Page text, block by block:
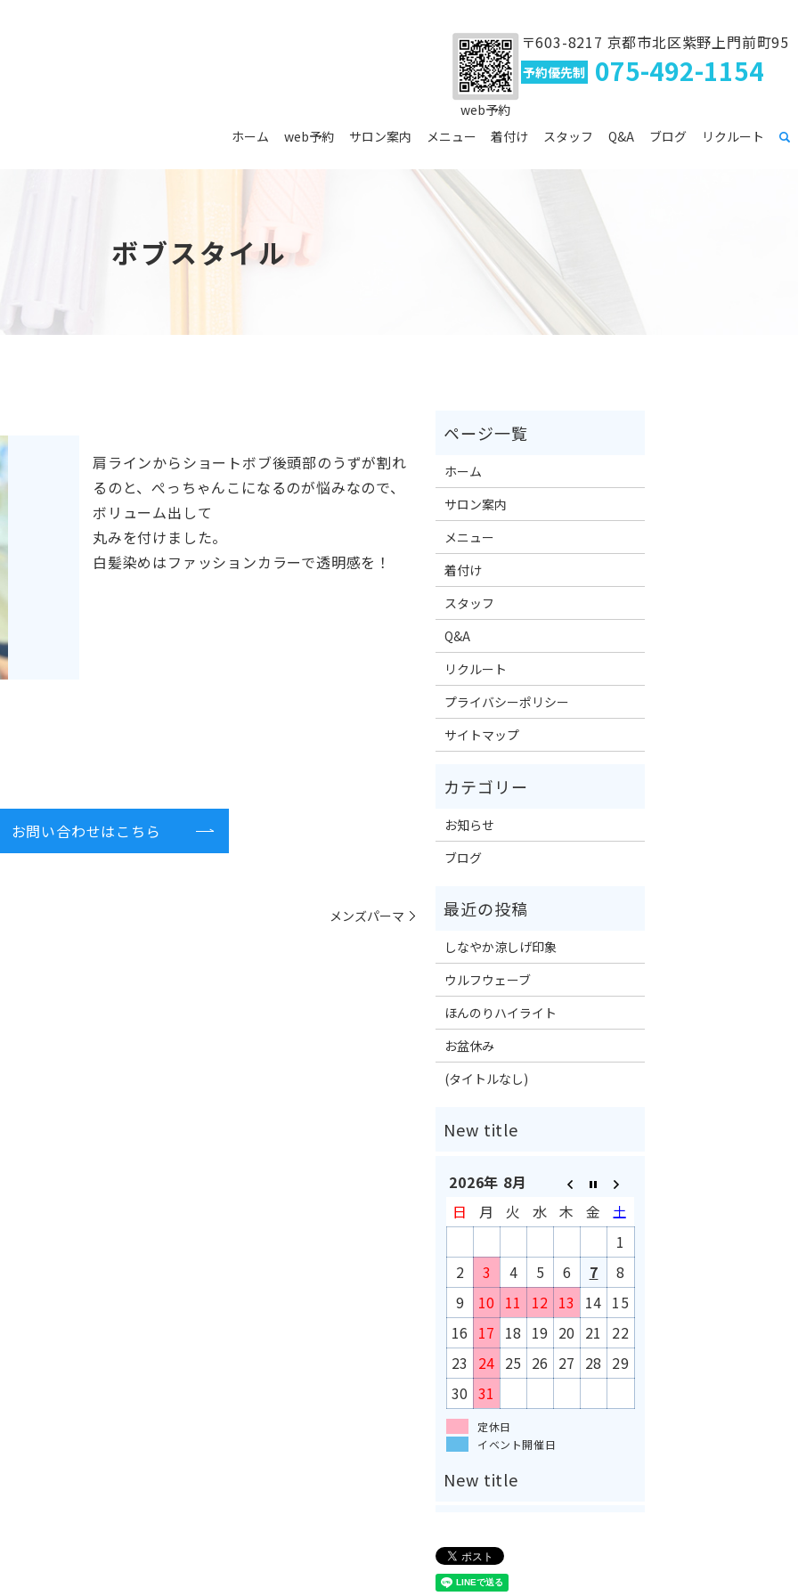
ホーム web予約 サロン案内 メニュー 着付け スタッフ Q&A ブログ リクルート
web予約
〒603-8217 京都市北区紫野上門前町95
予約優先制 075-492-1154
ボブスタイル
肩ラインからショートボブ後頭部のうずが割れ
るのと、ぺっちゃんこになるのが悩みなので、
ボリューム出して
丸みを付けました。
白髪染めはファッションカラーで透明感を！
お問い合わせはこちら
メンズパーマ
ホーム
サロン案内
メニュー
着付け
スタッフ
Q&A
リクルート
プライバシーポリシー
サイトマップ
お知らせ
ブログ
しなやか涼しげ印象
ウルフウェーブ
ほんのりハイライト
お盆休み
(タイトルなし)
2026年 8月
日
月 火 水 木 金
土
1
2
3 4 5 6 7
8
9
10 11 12 13 14 15
16 17 18 19 20 21
22
23 24 25 26 27 28 29
30 31
定休日
イベント開催日